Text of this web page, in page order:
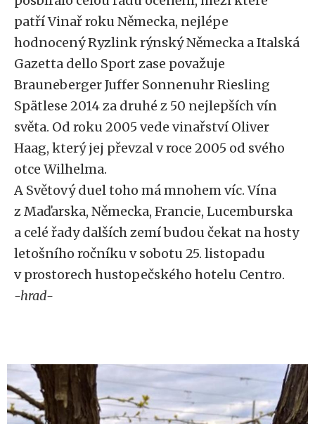
patří Vinař roku Německa, nejlépe
hodnocený Ryzlink rýnský Německa a Italská
Gazetta dello Sport zase považuje
Brauneberger Juffer Sonnenuhr Riesling
Spätlese 2014 za druhé z 50 nejlepších vín
světa. Od roku 2005 vede vinařství Oliver
Haag, který jej převzal v roce 2005 od svého
otce Wilhelma.
A Světový duel toho má mnohem víc. Vína
z Maďarska, Německa, Francie, Lucemburska
a celé řady dalších zemí budou čekat na hosty
letošního ročníku v sobotu 25. listopadu
v prostorech hustopečského hotelu Centro.
-hrad-